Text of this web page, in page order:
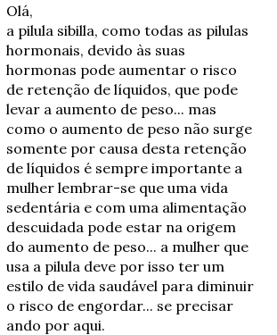
Olá,
a pilula sibilla, como todas as pilulas
hormonais, devido às suas
hormonas pode aumentar o risco
de retenção de líquidos, que pode
levar a aumento de peso... mas
como o aumento de peso não surge
somente por causa desta retenção
de líquidos é sempre importante a
mulher lembrar-se que uma vida
sedentária e com uma alimentação
descuidada pode estar na origem
do aumento de peso... a mulher que
usa a pilula deve por isso ter um
estilo de vida saudável para diminuir
o risco de engordar... se precisar
ando por aqui.